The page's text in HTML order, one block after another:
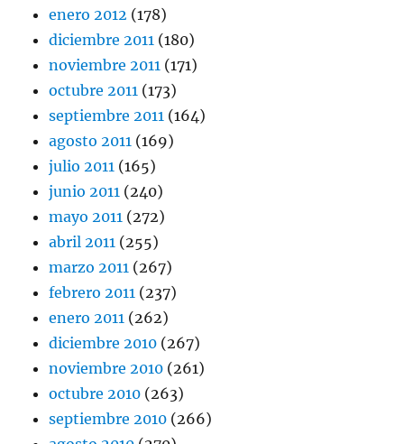
enero 2012 (178)
diciembre 2011 (180)
noviembre 2011 (171)
octubre 2011 (173)
septiembre 2011 (164)
agosto 2011 (169)
julio 2011 (165)
junio 2011 (240)
mayo 2011 (272)
abril 2011 (255)
marzo 2011 (267)
febrero 2011 (237)
enero 2011 (262)
diciembre 2010 (267)
noviembre 2010 (261)
octubre 2010 (263)
septiembre 2010 (266)